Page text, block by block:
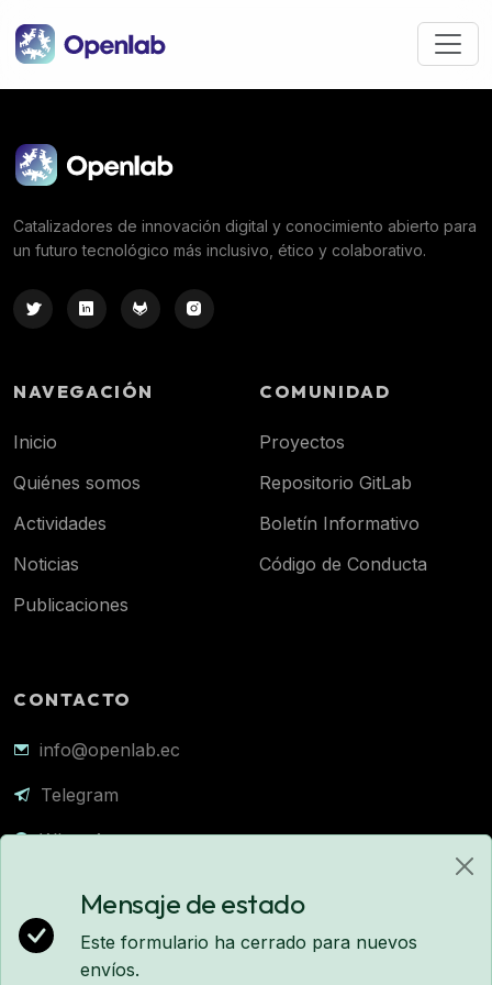
Mensaje de estado
Este formulario ha cerrado para nuevos
envíos.
Catalizadores de innovación digital y conocimiento abierto para
un futuro tecnológico más inclusivo, ético y colaborativo.
NAVEGACIÓN
Inicio
Quiénes somos
Actividades
Noticias
Publicaciones
COMUNIDAD
Proyectos
Repositorio GitLab
Boletín Informativo
Código de Conducta
CONTACTO
info@openlab.ec
Telegram
WhatsApp
© 2026 Fundación Openlab. Todos los derechos reservados.